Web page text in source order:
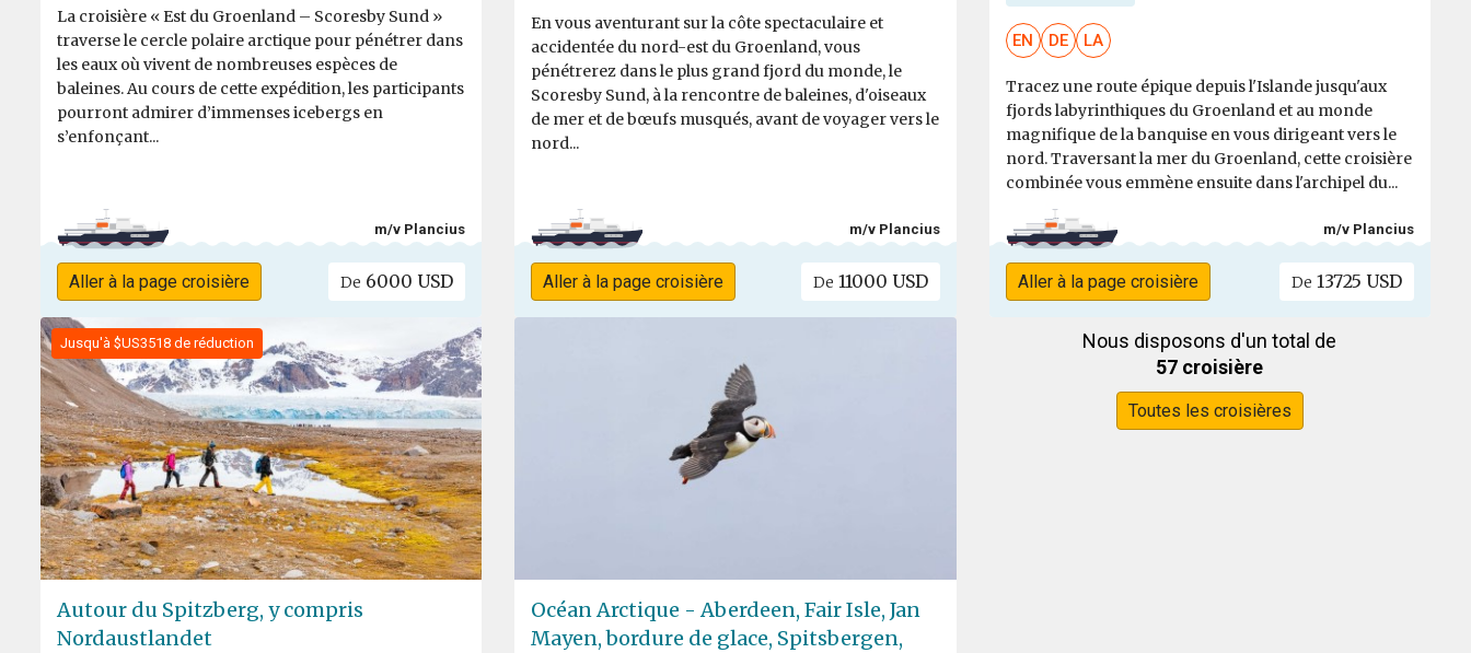
La croisière « Est du Groenland – Scoresby Sund »
traverse le cercle polaire arctique pour pénétrer dans
les eaux où vivent de nombreuses espèces de
baleines. Au cours de cette expédition, les participants
pourront admirer d’immenses icebergs en
s’enfonçant...
m/v Plancius
Aller à la page croisière De 6000 USD
En vous aventurant sur la côte spectaculaire et
accidentée du nord-est du Groenland, vous
pénétrerez dans le plus grand fjord du monde, le
Scoresby Sund, à la rencontre de baleines, d'oiseaux
de mer et de bœufs musqués, avant de voyager vers le
nord...
m/v Plancius
Aller à la page croisière De 11000 USD
EN DE LA
Tracez une route épique depuis l'Islande jusqu'aux
fjords labyrinthiques du Groenland et au monde
magnifique de la banquise en vous dirigeant vers le
nord. Traversant la mer du Groenland, cette croisière
combinée vous emmène ensuite dans l'archipel du...
m/v Plancius
Aller à la page croisière De 13725 USD
Jusqu'à $US3518 de réduction
Autour du Spitzberg, y compris
Nordaustlandet
Océan Arctique - Aberdeen, Fair Isle, Jan
Mayen, bordure de glace, Spitsbergen,
Nous disposons d'un total de
57 croisière
Toutes les croisières